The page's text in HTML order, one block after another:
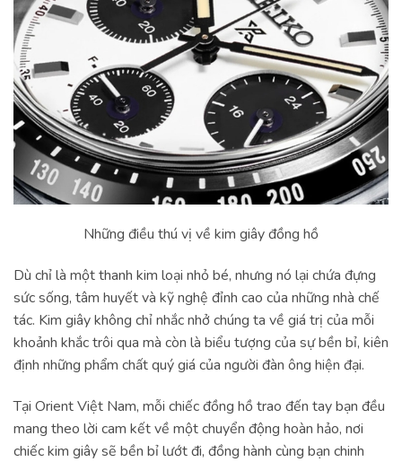
Những điều thú vị về kim giây đồng hồ
Dù chỉ là một thanh kim loại nhỏ bé, nhưng nó lại chứa đựng
sức sống, tâm huyết và kỹ nghệ đỉnh cao của những nhà chế
tác. Kim giây không chỉ nhắc nhở chúng ta về giá trị của mỗi
khoảnh khắc trôi qua mà còn là biểu tượng của sự bền bỉ, kiên
định những phẩm chất quý giá của người đàn ông hiện đại.
Tại Orient Việt Nam, mỗi chiếc đồng hồ trao đến tay bạn đều
mang theo lời cam kết về một chuyển động hoàn hảo, nơi
chiếc kim giây sẽ bền bỉ lướt đi, đồng hành cùng bạn chinh